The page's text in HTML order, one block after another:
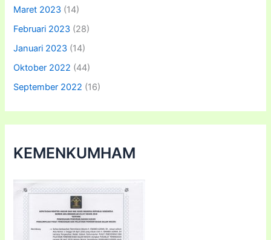
Maret 2023 (14)
Februari 2023 (28)
Januari 2023 (14)
Oktober 2022 (44)
September 2022 (16)
KEMENKUMHAM